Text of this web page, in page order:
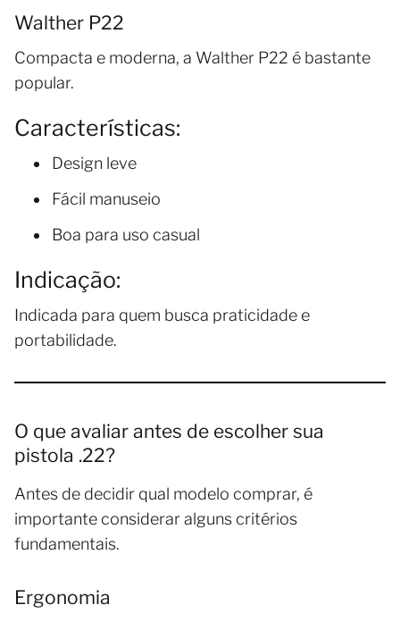
Walther P22
Compacta e moderna, a Walther P22 é bastante
popular.
Características:
Design leve
Fácil manuseio
Boa para uso casual
Indicação:
Indicada para quem busca praticidade e
portabilidade.
O que avaliar antes de escolher sua
pistola .22?
Antes de decidir qual modelo comprar, é
importante considerar alguns critérios
fundamentais.
Ergonomia